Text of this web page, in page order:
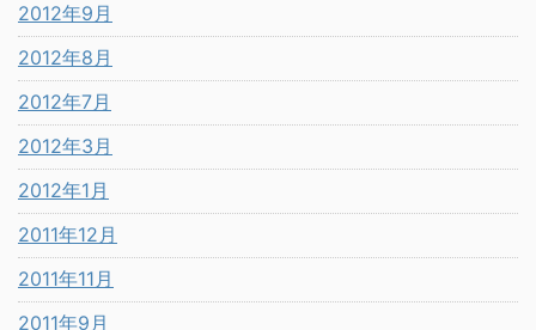
2012年9月
2012年8月
2012年7月
2012年3月
2012年1月
2011年12月
2011年11月
2011年9月